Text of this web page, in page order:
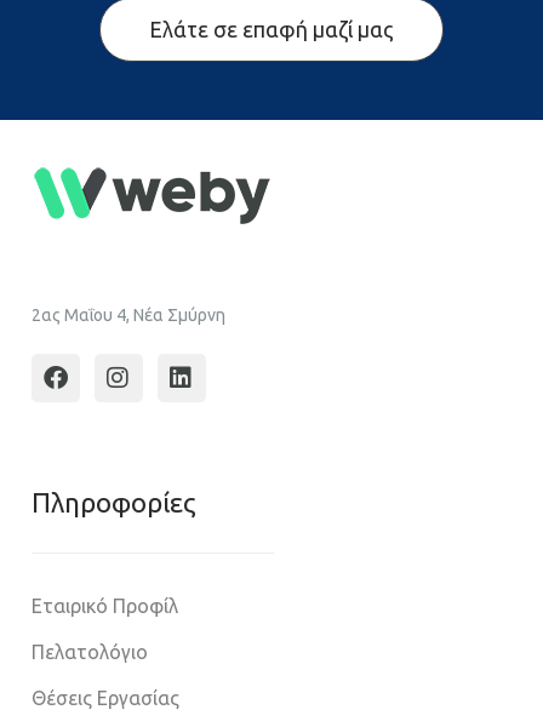
Ελάτε σε επαφή μαζί μας
2ας Μαΐου 4, Νέα Σμύρνη
Πληροφoρίες
Εταιρικό Προφίλ
Πελατολόγιο
Θέσεις Εργασίας